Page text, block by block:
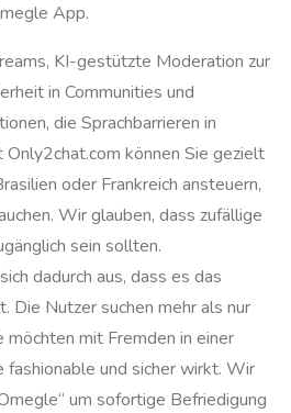
App.
KI-gestützte Moderation zur
in Communities und
die Sprachbarrieren in
können Sie gezielt
oder Frankreich ansteuern,
Wir glauben, dass zufällige
sein sollten.
dadurch aus, dass es das
Die Nutzer suchen mehr als nur
möchten mit Fremden in einer
fashionable und sicher wirkt. Wir
um sofortige Befriedigung